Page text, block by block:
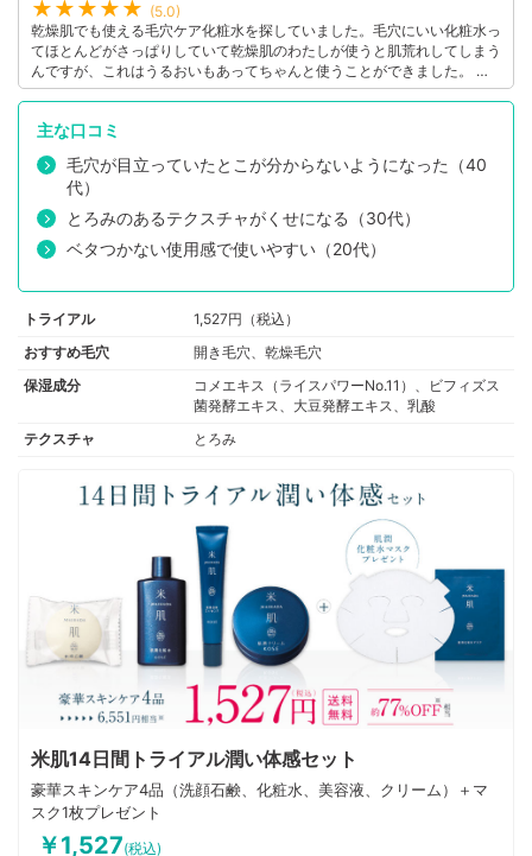
(5.0)
乾燥肌でも使える毛穴ケア化粧水を探していました。毛穴にいい化粧水っ
てほとんどがさっぱりしていて乾燥肌のわたしが使うと肌荒れしてしまう
んですが、これはうるおいもあってちゃんと使うことができました。 毛
穴にいいのかは分かってないけど、まだ一本使い切っていないので、期待
主な口コミ
毛穴が目立っていたとこが分からないようになった（40
代）
とろみのあるテクスチャがくせになる（30代）
ベタつかない使用感で使いやすい（20代）
トライアル
1,527円（税込）
おすすめ毛穴
開き毛穴、乾燥毛穴
保湿成分
コメエキス（ライスパワーNo.11）、ビフィズス
菌発酵エキス、大豆発酵エキス、乳酸
テクスチャ
とろみ
米肌14日間トライアル潤い体感セット
豪華スキンケア4品（洗顔石鹸、化粧水、美容液、クリーム）＋マ
スク1枚プレゼント
￥1,527(税込)